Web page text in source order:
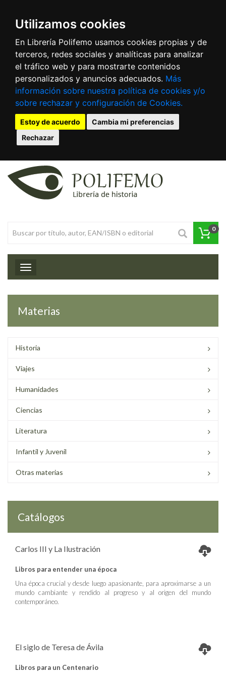
Utilizamos cookies
En Librería Polifemo usamos cookies propias y de
terceros, redes sociales y analíticas para analizar
el tráfico web y para mostrarte contenidos
personalizados y anuncios adecuados. Más
información sobre nuestra política de cookies y/o
sobre rechazar y configuración de Cookies.
Estoy de acuerdo
Cambia mi preferencias
Rechazar
0
Toggle navigation
Materias
Historia
Viajes
Humanidades
Ciencias
Literatura
Infantil y Juvenil
Otras materias
Catálogos
Carlos III y La Ilustración
Libros para entender una época
Una época crucial y desde luego apasionante, para aproximarse a un
mundo cambiante y rendido al progreso y al origen del mundo
contemporáneo.
El siglo de Teresa de Ávila
Libros para un Centenario